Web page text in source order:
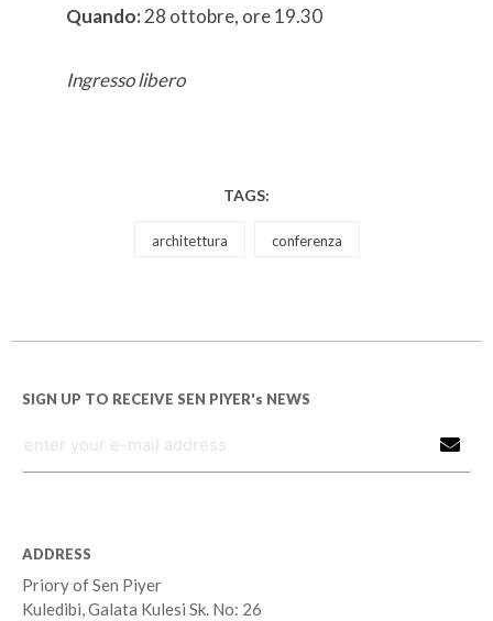
Quando:28 ottobre, ore 19.30
Ingresso libero
TAGS:
architettura conferenza
SIGN UP TO RECEIVE SEN PIYER's NEWS
ADDRESS
Priory of Sen Piyer
Kuledibi, Galata Kulesi Sk. No: 26